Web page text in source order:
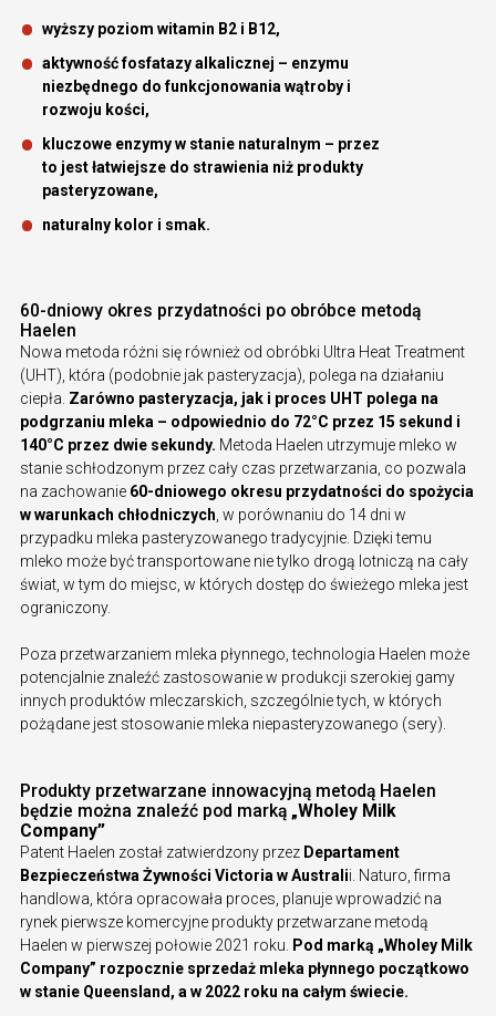
wyższy poziom witamin B2 i B12,
aktywność fosfatazy alkalicznej – enzymu
niezbędnego do funkcjonowania wątroby i
rozwoju kości,
kluczowe enzymy w stanie naturalnym – przez
to jest łatwiejsze do strawienia niż produkty
pasteryzowane,
naturalny kolor i smak.
60-dniowy okres przydatności po obróbce metodą
Haelen
Nowa metoda różni się również od obróbki Ultra Heat Treatment
(UHT), która (podobnie jak pasteryzacja), polega na działaniu
ciepła. Zarówno pasteryzacja, jak i proces UHT polega na
podgrzaniu mleka – odpowiednio do 72°C przez 15 sekund i
140°C przez dwie sekundy. Metoda Haelen utrzymuje mleko w
stanie schłodzonym przez cały czas przetwarzania, co pozwala
na zachowanie 60-dniowego okresu przydatności do spożycia
w warunkach chłodniczych , w porównaniu do 14 dni w
przypadku mleka pasteryzowanego tradycyjnie. Dzięki temu
mleko może być transportowane nie tylko drogą lotniczą na cały
świat, w tym do miejsc, w których dostęp do świeżego mleka jest
ograniczony.
Poza przetwarzaniem mleka płynnego, technologia Haelen może
potencjalnie znaleźć zastosowanie w produkcji szerokiej gamy
innych produktów mleczarskich, szczególnie tych, w których
pożądane jest stosowanie mleka niepasteryzowanego (sery).
Produkty przetwarzane innowacyjną metodą Haelen
będzie można znaleźć pod marką „Wholey Milk
Company”
Patent Haelen został zatwierdzony przez Departament
Bezpieczeństwa Żywności Victoria w Australii. Naturo, firma
handlowa, która opracowała proces, planuje wprowadzić na
rynek pierwsze komercyjne produkty przetwarzane metodą
Haelen w pierwszej połowie 2021 roku.
Pod marką „Wholey Milk
Company” rozpocznie sprzedaż mleka płynnego początkowo
w stanie Queensland, a w 2022 roku na całym świecie.